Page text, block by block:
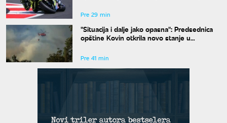
Pre 29 min
"Situacija i dalje jako opasna": Predsednica
opštine Kovin otkrila novo stanje u
Pre 41 min